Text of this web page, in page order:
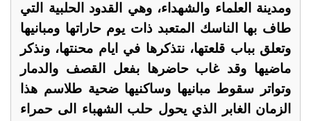
ومدينة العلماء والشهداء، وهي القدود الحلبية التي
طاف بها الناسك المتعبد ذات يوم حاراتها ومبانيها
وتعلق بباب قلعتها، نتذكرها في ايام محنتها، ونذكر
ماضيها وقد غاب حاضرها بفعل القصف والدمار
وتواتر سقوط مبانيها وساكنيها ضحية طلاسم هذا
الزمان الغابر الذي يحول حلب الشهباء الى حمراء